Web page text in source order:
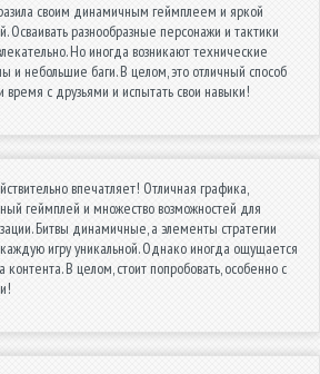
своим динамичным геймплеем и яркой
Осваивать разнообразные персонажи и тактики
Но иногда возникают технические
и небольшие баги. В целом, это отличный способ
время с друзьями и испытать свои навыки!
впечатляет! Отличная графика,
геймплей и множество возможностей для
Битвы динамичные, а элементы стратегии
игру уникальной. Однако иногда ощущается
контента. В целом, стоит попробовать, особенно с